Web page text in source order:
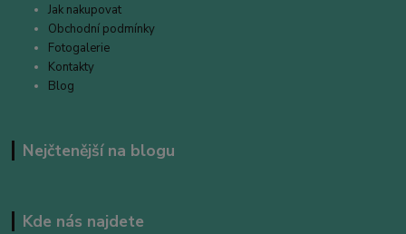
Jak nakupovat
Obchodní podmínky
Fotogalerie
Kontakty
Blog
Nejčtenější na blogu
Kde nás najdete